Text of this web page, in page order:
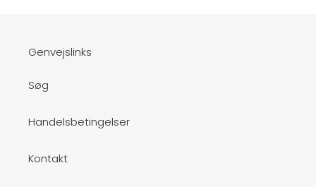
Genvejslinks
Søg
Handelsbetingelser
Kontakt